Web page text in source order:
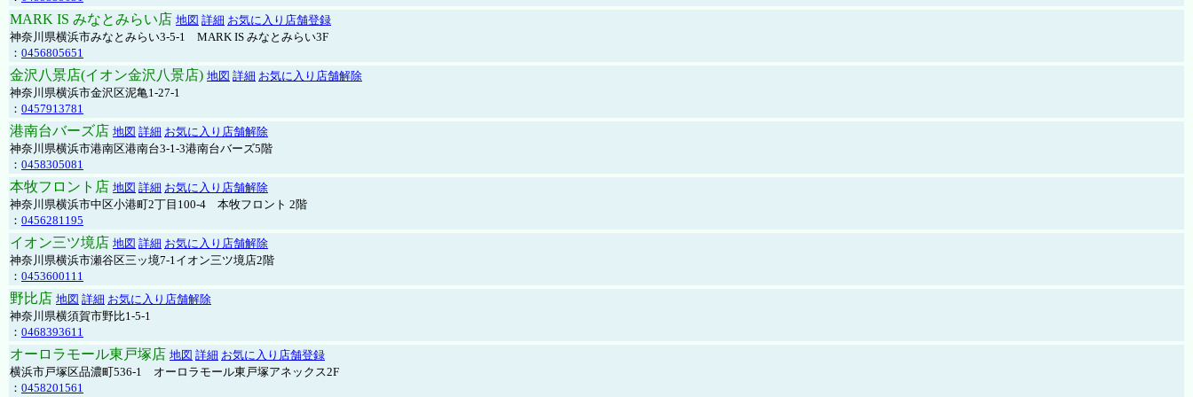
MARK IS みなとみらい店 地図 詳細 お気に入り店舗登録
神奈川県横浜市みなとみらい3-5-1 MARK IS みなとみらい3F
： 0456805651
金沢八景店(イオン金沢八景店) 地図 詳細 お気に入り店舗解除
神奈川県横浜市金沢区泥亀1-27-1
： 0457913781
港南台バーズ店 地図 詳細 お気に入り店舗解除
神奈川県横浜市港南区港南台3-1-3港南台バーズ5階
： 0458305081
本牧フロント店 地図 詳細 お気に入り店舗解除
神奈川県横浜市中区小港町2丁目100-4 本牧フロント 2階
： 0456281195
イオン三ツ境店 地図 詳細 お気に入り店舗解除
神奈川県横浜市瀬谷区三ッ境7-1イオン三ツ境店2階
： 0453600111
野比店 地図 詳細 お気に入り店舗解除
神奈川県横須賀市野比1-5-1
： 0468393611
オーロラモール東戸塚店 地図 詳細 お気に入り店舗登録
横浜市戸塚区品濃町536-1 オーロラモール東戸塚アネックス2F
： 0458201561